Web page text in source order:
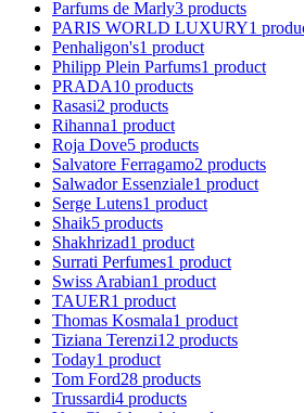
Parfums de Marly3 products
PARIS WORLD LUXURY1
Penhaligon's1 product
Philipp Plein Parfums1 product
PRADA10 products
Rasasi2 products
Rihanna1 product
Roja Dove5 products
Salvatore Ferragamo2 products
Salwador Essenziale1 product
Serge Lutens1 product
Shaik5 products
Shakhrizad1 product
Surrati Perfumes1 product
Swiss Arabian1 product
TAUER1 product
Thomas Kosmala1 product
Tiziana Terenzi12 products
Today1 product
Tom Ford28 products
Trussardi4 products